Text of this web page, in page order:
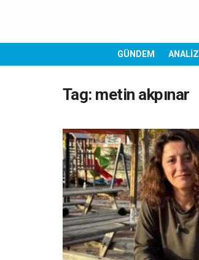
GÜNDEM ANALİZ
Tag: metin akpınar